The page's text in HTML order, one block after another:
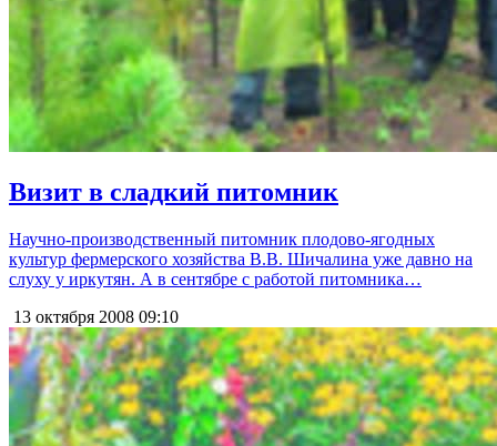
Визит в сладкий питомник
Научно-производственный питомник плодово-ягодных
культур фермерского хозяйства В.В. Шичалина уже давно на
слуху у иркутян. А в сентябре с работой питомника…
13 октября 2008 09:10